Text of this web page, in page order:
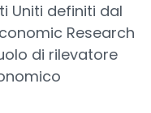
Uniti definiti dal
Research
di rilevatore